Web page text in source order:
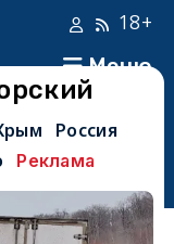
Меню
18+
Россия
Реклама